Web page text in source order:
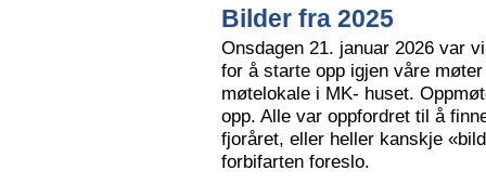
Bilder fra 2025
Onsdagen 21. januar 2026 var
for å starte opp igjen våre
møtelokale i MK- huset.
opp. Alle var oppfordret til å
fjoråret, eller heller kanskje
forbifarten foreslo.